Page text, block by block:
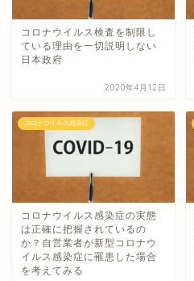
コロナウイルス検査を制限し
ている理由を一切説明しない
日本政府
2020年4月12日
コロナウイルス感染症
コロナウイルス感染症の実態
は正確に把握されているの
か？自営業者が新型コロナウ
イルス感染症に罹患した場合
を考えてみる